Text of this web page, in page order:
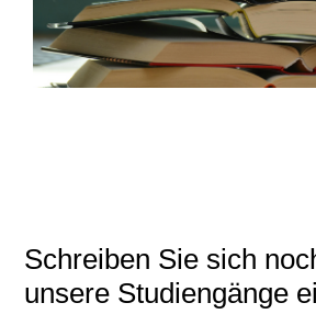
Schreiben Sie sich
unsere Studiengänge